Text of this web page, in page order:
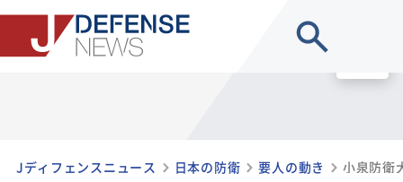
Jディフェンスニュース 日本の防衛 要人の動き